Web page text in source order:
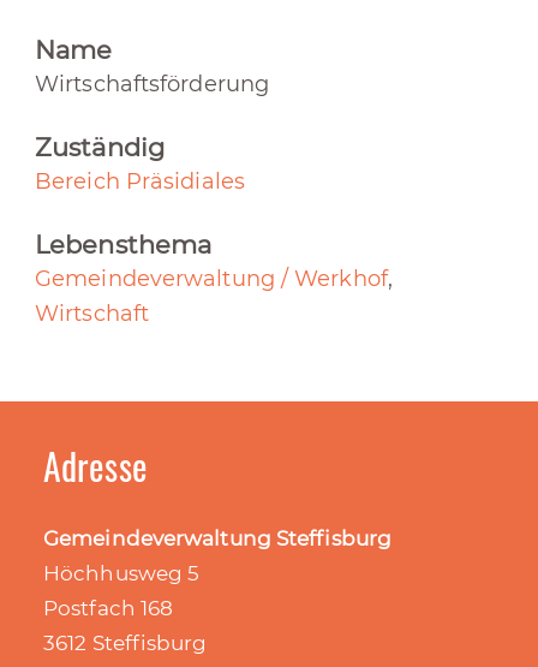
Name
Wirtschaftsförderung
Zuständig
Bereich Präsidiales
Lebensthema
Gemeindeverwaltung / Werkhof,
Wirtschaft
Adresse
Gemeindeverwaltung Steffisburg
Höchhusweg 5
Postfach 168
3612 Steffisburg